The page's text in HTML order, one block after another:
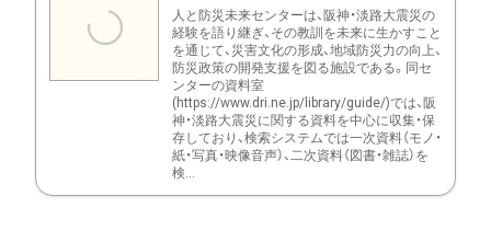
人と防災未来センターは、阪神・淡路大震災の
経験を語り継ぎ、その教訓を未来に生かすこと
を通じて、災害文化の形成、地域防災力の向上、
防災政策の開発支援を図る施設である。同セ
ンターの資料室
(https://www.dri.ne.jp/library/guide/)では、阪
神・淡路大震災に関する資料を中心に収集・保
存しており、検索システムでは一次資料（モノ・
紙・写真・映像音声）、二次資料（図書・雑誌）を
検...